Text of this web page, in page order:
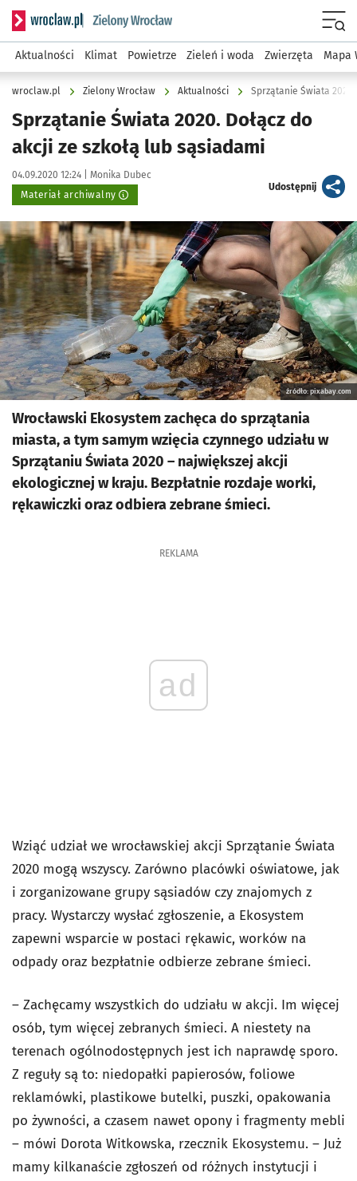
Serwis informacyjny wroclaw.pl podserwis: Środowisko we
Aktualności Klimat Powietrze Zieleń i woda Zwierzęta Mapa
wroclaw.pl Zielony Wrocław Aktualności Sprzątanie Świata
Sprzątanie Świata 2020. Dołącz do
akcji ze szkołą lub sąsiadami
Data publikacji:
04.09.2020 12:24 | Autor:
Monika Dubec
Materiał archiwalny
Udostępnijartykuł
Kliknij, aby powiększyć
źródło: pixabay.com
Wrocławski Ekosystem zachęca do sprzątania
miasta, a tym samym wzięcia czynnego udziału w
Sprzątaniu Świata 2020 – największej akcji
ekologicznej w kraju. Bezpłatnie rozdaje worki,
rękawiczki oraz odbiera zebrane śmieci.
REKLAMA
ad
Wziąć udział we wrocławskiej akcji Sprzątanie Świata
2020 mogą wszyscy. Zarówno placówki oświatowe, jak
i zorganizowane grupy sąsiadów czy znajomych z
pracy. Wystarczy wysłać zgłoszenie, a Ekosystem
zapewni wsparcie w postaci rękawic, worków na
odpady oraz bezpłatnie odbierze zebrane śmieci.
– Zachęcamy wszystkich do udziału w akcji. Im więcej
osób, tym więcej zebranych śmieci. A niestety na
terenach ogólnodostępnych jest ich naprawdę sporo.
Z reguły są to: niedopałki papierosów, foliowe
reklamówki, plastikowe butelki, puszki, opakowania
po żywności, a czasem nawet opony i fragmenty mebli
– mówi Dorota Witkowska, rzecznik Ekosystemu. – Już
mamy kilkanaście zgłoszeń od różnych instytucji i